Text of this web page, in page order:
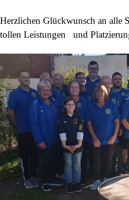
Herzlichen Glückwunsch an alle
tollen Leistungen und